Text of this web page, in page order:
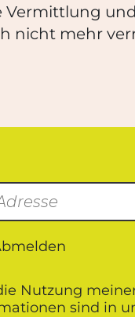
nicht mehr
Nutzung
sind in